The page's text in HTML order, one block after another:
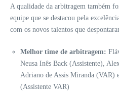
A qualidade da arbitragem também
equipe que se destacou pela
com os novos talentos que
Melhor time de arbitragem:
Neusa Inês Back (Assistente),
Adriano de Assis Miranda (VAR)
(Assistente VAR)